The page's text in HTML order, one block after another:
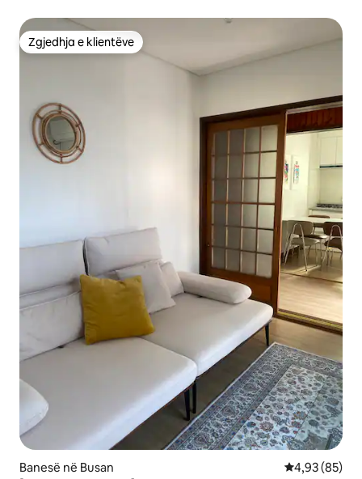
persona·dhomë ndenje e madhe/ajistei/magazinim falas i
bagazheve
Zgjedhja e klientëve
Zgjedhja e klientëve
Banesë në Busan Vlerësimi
4,93 (85)